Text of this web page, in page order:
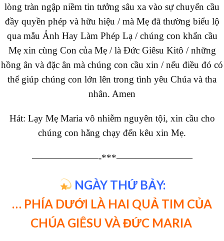
lòng tràn ngập niềm tin tưởng sâu xa vào sự chuyển cầu
đầy quyền phép và hữu hiệu / mà Mẹ đã thường biểu lộ
qua mẫu Ảnh Hay Làm Phép Lạ / chúng con khẩn cầu
Mẹ xin cùng Con của Mẹ / là Đức Giêsu Kitô / những
hồng ân và đặc ân mà chúng con cầu xin / nếu điều đó có
thể giúp chúng con lớn lên trong tình yêu Chúa và tha
nhân. Amen
Hát: Lạy Mẹ Maria vô nhiễm nguyên tội, xin cầu cho
chúng con hằng chạy đến kêu xin Mẹ.
———————-***————————
NGÀY THỨ BẢY:
… PHÍA DƯỚI LÀ HAI QUẢ TIM CỦA
CHÚA GIÊSU VÀ ĐỨC MARIA